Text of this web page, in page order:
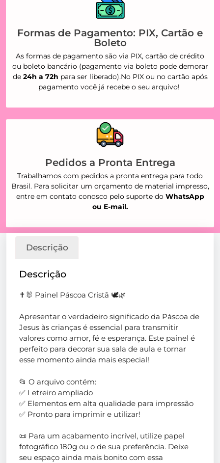
Formas de Pagamento: PIX, Cartão e
Boleto
As formas de pagamento são via PIX, cartão de crédito
ou boleto bancário (pagamento via boleto pode demorar
de 24h a 72h para ser liberado).No PIX ou no cartão após
pagamento você já recebe o seu arquivo!
Pedidos a Pronta Entrega
Trabalhamos com pedidos a pronta entrega para todo
Brasil. Para solicitar um orçamento de material impresso,
entre em contato conosco pelo suporte do WhatsApp
ou E-mail.
Descrição
Descrição
✝️🐰 Painel Páscoa Cristã 🕊️🌿
Apresentar o verdadeiro significado da Páscoa de
Jesus às crianças é essencial para transmitir
valores como amor, fé e esperança. Este painel é
perfeito para decorar sua sala de aula e tornar
esse momento ainda mais especial!
📂 O arquivo contém:
✅ Letreiro ampliado
✅ Elementos em alta qualidade para impressão
✅ Pronto para imprimir e utilizar!
📜 Para um acabamento incrível, utilize papel
fotográfico 180g ou o de sua preferência. Deixe
seu espaço ainda mais bonito com essa